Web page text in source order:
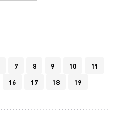
7 8 9 10
11
16 17 18 19